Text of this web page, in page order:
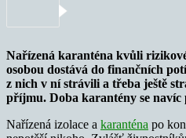
Nařízená karanténa kvůli
osobou dostává do finančních
z nich v ní strávili a třeba ještě
příjmu. Doba karantény se
Nařízená izolace a karanténa po